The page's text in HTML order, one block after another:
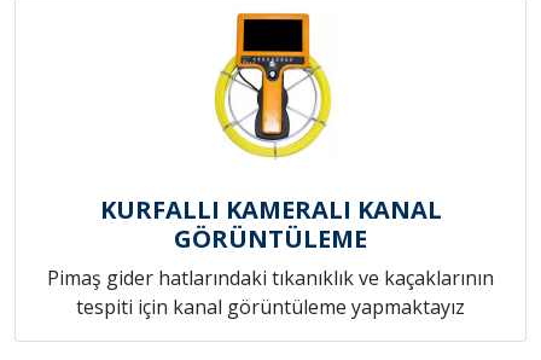
KURFALLI KAMERALI KANAL
GÖRÜNTÜLEME
Pimaş gider hatlarındaki tıkanıklık ve kaçaklarının
tespiti için kanal görüntüleme yapmaktayız